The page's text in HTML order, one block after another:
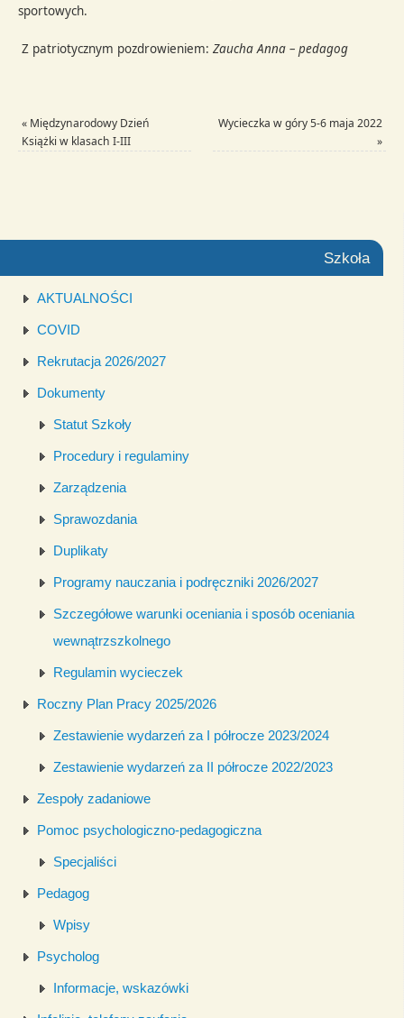
sportowych.
Z patriotycznym pozdrowieniem:Zaucha Anna – pedagog
« Międzynarodowy Dzień
Książki w klasach I-III
Wycieczka w góry 5-6 maja 2022
»
Szkoła
AKTUALNOŚCI
COVID
Rekrutacja 2026/2027
Dokumenty
Statut Szkoły
Procedury i regulaminy
Zarządzenia
Sprawozdania
Duplikaty
Programy nauczania i podręczniki 2026/2027
Szczegółowe warunki oceniania i sposób oceniania
wewnątrzszkolnego
Regulamin wycieczek
Roczny Plan Pracy 2025/2026
Zestawienie wydarzeń za I półrocze 2023/2024
Zestawienie wydarzeń za II półrocze 2022/2023
Zespoły zadaniowe
Pomoc psychologiczno-pedagogiczna
Specjaliści
Pedagog
Wpisy
Psycholog
Informacje, wskazówki